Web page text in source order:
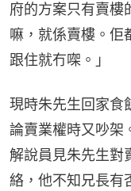
府的方案只有賣樓
嘛，就係賣樓。佢
跟住就冇㗎。」
現時朱先生回家食
論賣業權時又吵架
解說員見朱先生對
絡，他不知兄長有